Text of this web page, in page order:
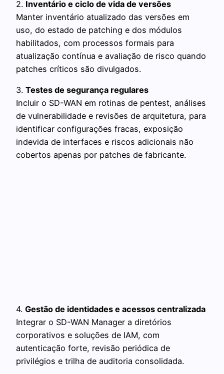
2. Inventário e ciclo de vida de versões
Manter inventário atualizado das versões em
uso, do estado de patching e dos módulos
habilitados, com processos formais para
atualização contínua e avaliação de risco quando
patches críticos são divulgados.
3. Testes de segurança regulares
Incluir o SD-WAN em rotinas de pentest, análises
de vulnerabilidade e revisões de arquitetura, para
identificar configurações fracas, exposição
indevida de interfaces e riscos adicionais não
cobertos apenas por patches de fabricante.
4. Gestão de identidades e acessos centralizada
Integrar o SD-WAN Manager a diretórios
corporativos e soluções de IAM, com
autenticação forte, revisão periódica de
privilégios e trilha de auditoria consolidada.